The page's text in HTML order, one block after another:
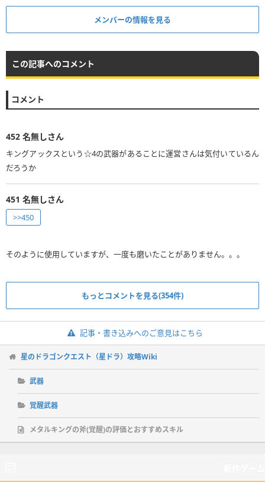
メンバーの情報を見る
この記事へのコメント
コメント
452 名無しさん
キングアックスという☆4の武器があることに運営さんは気付いているん
だろうか
451 名無しさん
>>450
そのように使用していますが、一度も磨いたことがありません。。。
もっとコメントを見る(354件)
記事・書き込みへのご意見はこちら
星のドラゴンクエスト（星ドラ）攻略Wiki
武器
覚醒武器
メタルキングの斧(覚醒)の評価とおすすめスキル